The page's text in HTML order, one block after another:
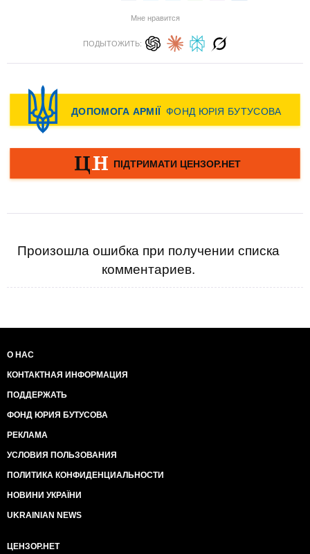
Мне нравится
ПОДЫТОЖИТЬ:
Произошла ошибка при получении списка
комментариев.
О НАС
КОНТАКТНАЯ ИНФОРМАЦИЯ
ПОДДЕРЖАТЬ
ФОНД ЮРИЯ БУТУСОВА
РЕКЛАМА
УСЛОВИЯ ПОЛЬЗОВАНИЯ
ПОЛИТИКА КОНФИДЕНЦИАЛЬНОСТИ
НОВИНИ УКРАЇНИ
UKRAINIAN NEWS
ЦЕНЗОР.НЕТ